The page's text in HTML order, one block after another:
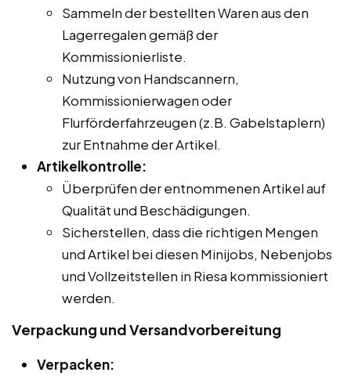
Sammeln der bestellten Waren aus den
Lagerregalen gemäß der
Kommissionierliste.
Nutzung von Handscannern,
Kommissionierwagen oder
Flurförderfahrzeugen (z.B. Gabelstaplern)
zur Entnahme der Artikel.
Artikelkontrolle:
Überprüfen der entnommenen Artikel auf
Qualität und Beschädigungen.
Sicherstellen, dass die richtigen Mengen
und Artikel bei diesen Minijobs, Nebenjobs
und Vollzeitstellen in Riesa kommissioniert
werden.
Verpackung und Versandvorbereitung
Verpacken: